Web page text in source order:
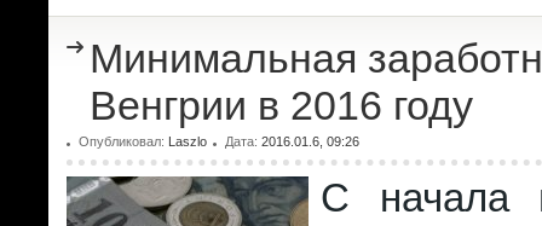
Минимальная
Венгрии в 2016 году
Опубликовал: Laszlo Дата: 2016.01.6, 09:26
С начала